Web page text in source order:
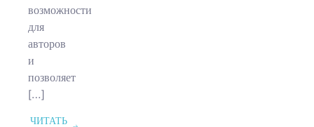
возможности
для
авторов
и
позволяет
[…]
ЧИТАТЬ